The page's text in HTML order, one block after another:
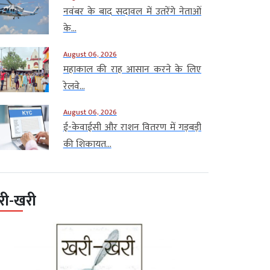
नवंबर के बाद सदावल में उतरेंगे नेताओं
के...
August 06, 2026
महाकाल की राह आसान करने के लिए
रेलवे...
August 06, 2026
ई-केवाईसी और राशन वितरण में गड़बड़ी
की शिकायत...
खरी